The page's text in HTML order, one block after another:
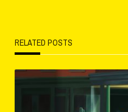
reader-
text">Page</
RELATED POSTS